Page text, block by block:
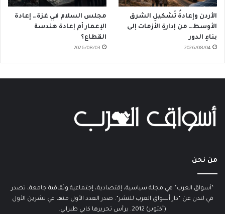
الأردن وإعادةُ تَشكيلِ الشرق
الأوسط… من إدارةِ الأزمات إلى
بناءِ الدور
2026/08/04
مجلس السلام في غزة… إعادة
الإعمار أم إعادة هندسة
القطاع؟
2026/08/03
من نحن
“أسواق العرب” هي مجلة سياسية، إقتصادية، إجتماعية وثقافية جامعة، تصدر
في لندن عن “دار أسواق العرب للنشر”. صدر العدد الأول منها في تشرين الأول
(أكتوبر) 2012. يرأس تحريرها كابي طبراني.